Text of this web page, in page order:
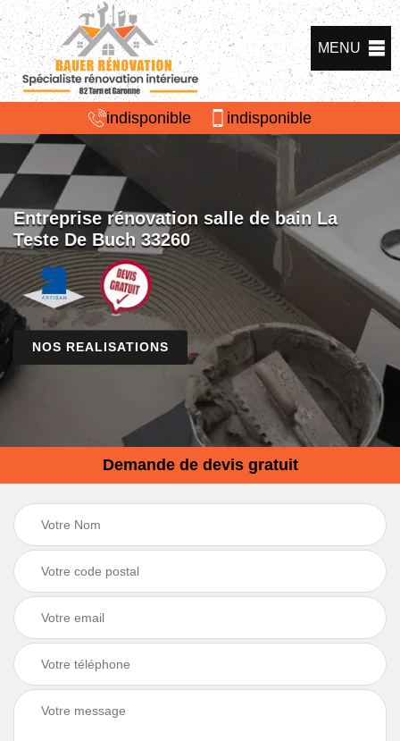
MENU
indisponible indisponible
Entreprise rénovation salle de bain La
Teste De Buch 33260
NOS REALISATIONS
Demande de devis gratuit